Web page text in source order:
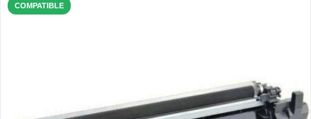
COMPATIBLE